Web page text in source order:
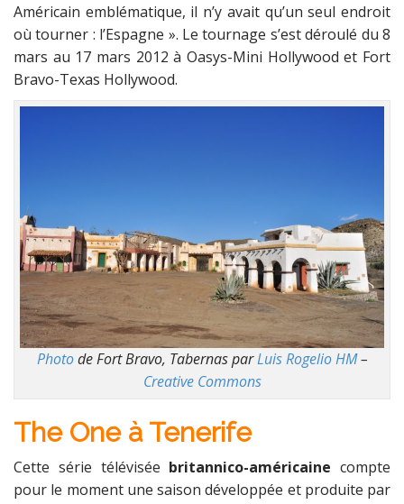
Américain emblématique, il n’y avait qu’un seul endroit
où tourner : l’Espagne ». Le tournage s’est déroulé du 8
mars au 17 mars 2012 à Oasys-Mini Hollywood et Fort
Bravo-Texas Hollywood.
Photode Fort Bravo, Tabernas parLuis Rogelio HM–
Creative Commons
The One à Tenerife
Cette série télévisée britannico-américaine compte
pour le moment une saison développée et produite par